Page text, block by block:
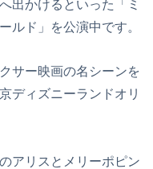
出かけるといった「ミ
ルド」を公演中です。
サー映画の名シーンを
ディズニーランドオリ
アリスとメリーポピン